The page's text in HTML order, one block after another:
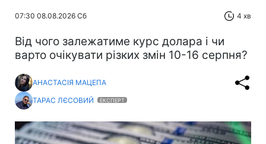
07:30 08.08.2026 Сб 4 хв
Від чого залежатиме курс долара і чи
варто очікувати різких змін 10-16 серпня?
АНАСТАСІЯ МАЦЕПА
ТАРАС ЛЄСОВИЙ
ЕКСПЕРТ